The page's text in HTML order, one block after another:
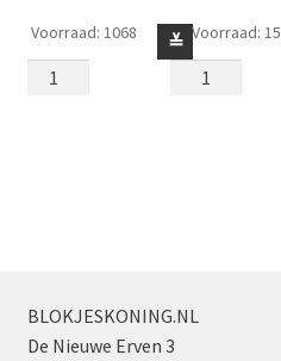
Plaatje
2
≚
Voorraad: 1068
Plaatje
2
Voorraad: 15
BLOKJESKONING.NL
De Nieuwe Erven 3